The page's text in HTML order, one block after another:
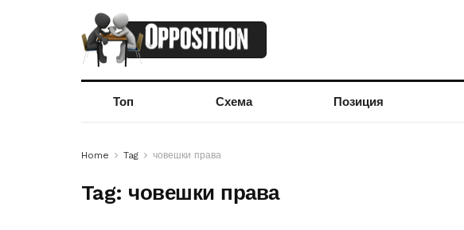
Топ Схема Позиция
Home Tag човешки права
Tag: човешки права